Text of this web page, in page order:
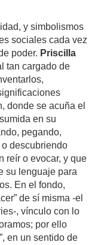
y simbolismos
sociales cada vez
poder. Priscilla
tan cargado de
donde se acuña el
en su
pegando,
descubriendo
reír o evocar, y que
su lenguaje para
En el fondo,
de sí misma -el
, vínculo con lo
por ello
en un sentido de